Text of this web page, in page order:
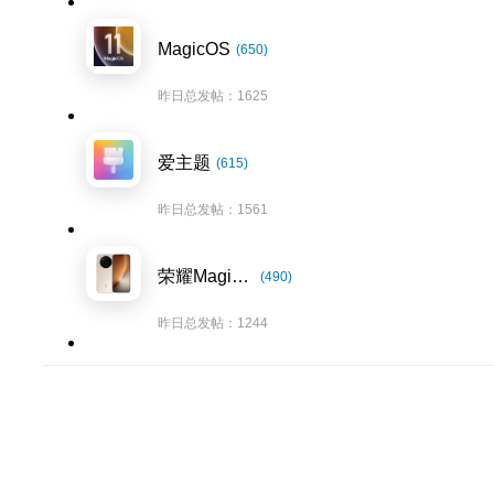
MagicOS (650)
昨日总发帖：1625
爱主题 (615)
昨日总发帖：1561
荣耀Magic8系列 (490)
昨日总发帖：1244